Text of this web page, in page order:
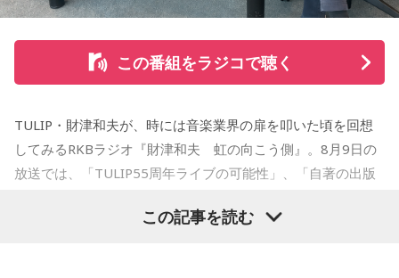
お楽しみください。
OPEN大賞受賞。2006年『ハルジャン』『ジジジイ-GGG-』
を連載。
2007年12月、初の週刊連載作品『宇宙兄弟』連載開始。同作
講談社漫画賞一般部門、2014年 手塚治虫文化賞読者賞を受
賞。TVアニメ、実写映画等、多くのメディアミックスを果た
す大ヒット作品となり2026年6月完結。
この番組をラジコで聴く
TULIP・財津和夫が、時には音楽業界の扉を叩いた頃を回想
してみるRKBラジオ『財津和夫 虹の向こう側』。8月9日の
放送では、「TULIP55周年ライブの可能性」、「自著の出版
た古今のトピックスが盛りだくさんです。
この記事を読む